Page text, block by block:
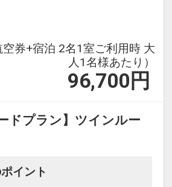
空券+宿泊 2名1室ご利用時 大
人1名様あたり）
96,700 円
ドプラン】ツインルー
イント